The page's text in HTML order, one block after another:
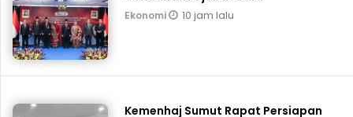
Ekonomi 10 jam lalu
Kemenhaj Sumut Rapat Persiapan